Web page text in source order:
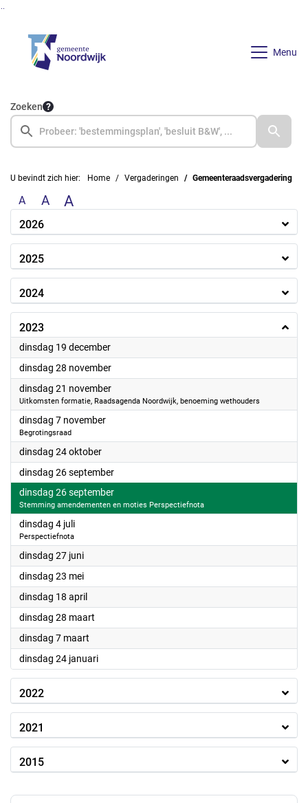
Menu
Zoeken
U bevindt zich hier: Home Vergaderingen Gemeenteraadsvergadering
A A A
2026
2025
2024
2023
dinsdag 19 december2023
dinsdag 28 november2023
dinsdag 21 november2023
Uitkomsten formatie, Raadsagenda Noordwijk, benoeming wethouders
dinsdag 7 november2023
Begrotingsraad
dinsdag 24 oktober2023
dinsdag 26 september2023
dinsdag 26 september2023
Stemming amendementen en moties Perspectiefnota
dinsdag 4 juli2023
Perspectiefnota
dinsdag 27 juni2023
dinsdag 23 mei2023
dinsdag 18 april2023
dinsdag 28 maart
dinsdag 7 maart
dinsdag 24 januari2023
2022
2021
2015